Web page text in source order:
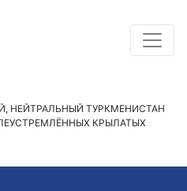
НЕЙТРАЛЬНЫЙ ТУРКМЕНИСТАН
КРЫЛАТЫХ